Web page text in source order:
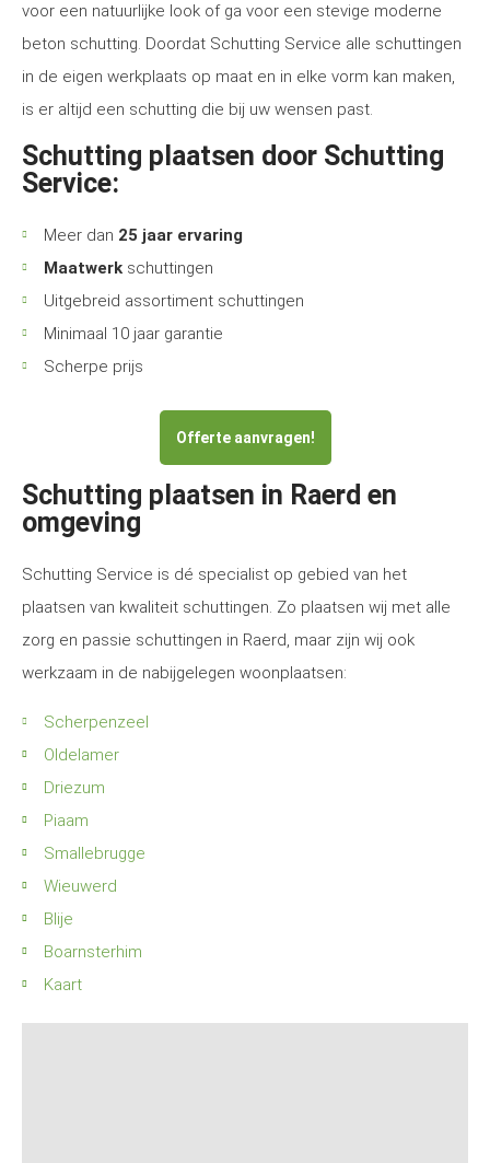
voor een natuurlijke look of ga voor een stevige moderne
beton schutting. Doordat Schutting Service alle schuttingen
in de eigen werkplaats op maat en in elke vorm kan maken,
is er altijd een schutting die bij uw wensen past.
Schutting plaatsen door Schutting
Service:
Meer dan 25 jaar ervaring
Maatwerk schuttingen
Uitgebreid assortiment schuttingen
Minimaal 10 jaar garantie
Scherpe prijs
Offerte aanvragen!
Schutting plaatsen in Raerd en
omgeving
Schutting Service is dé specialist op gebied van het
plaatsen van kwaliteit schuttingen. Zo plaatsen wij met alle
zorg en passie schuttingen in Raerd, maar zijn wij ook
werkzaam in de nabijgelegen woonplaatsen:
Scherpenzeel
Oldelamer
Driezum
Piaam
Smallebrugge
Wieuwerd
Blije
Boarnsterhim
Kaart